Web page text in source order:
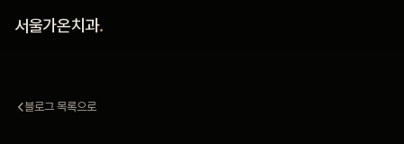
서울가온치과.
블로그 목록으로